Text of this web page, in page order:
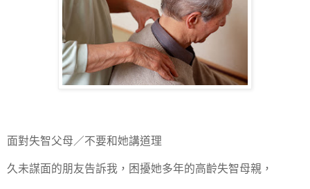
面對失智父母／不要和她講道理
久未謀面的朋友告訴我，困擾她多年的高齡失智母親，